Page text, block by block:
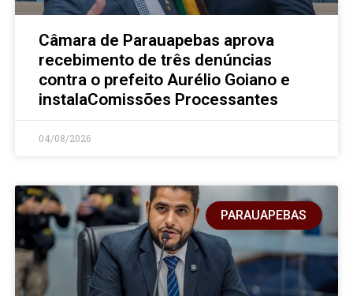
Câmara de Parauapebas aprova
recebimento de três denúncias
contra o prefeito Aurélio Goiano e
instalaComissões Processantes
04/08/2026
PARAUAPEBAS